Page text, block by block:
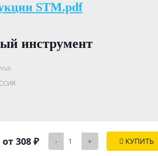
STM.pdf
инструмент
от 308 ₽ - + КУПИТЬ